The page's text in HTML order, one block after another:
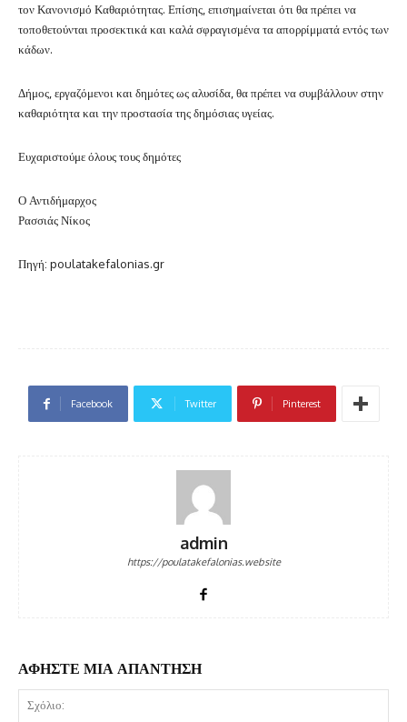
τον Κανονισμό Καθαριότητας. Επίσης, επισημαίνεται ότι θα πρέπει να
τοποθετούνται προσεκτικά και καλά σφραγισμένα τα απορρίμματά εντός των
κάδων.
Δήμος, εργαζόμενοι και δημότες ως αλυσίδα, θα πρέπει να συμβάλλουν στην
καθαριότητα και την προστασία της δημόσιας υγείας.
Ευχαριστούμε όλους τους δημότες
Ο Αντιδήμαρχος
Ρασσιάς Νίκος
Πηγή: poulatakefalonias.gr
Facebook Twitter Pinterest
admin
https://poulatakefalonias.website
ΑΦΗΣΤΕ ΜΙΑ ΑΠΑΝΤΗΣΗ